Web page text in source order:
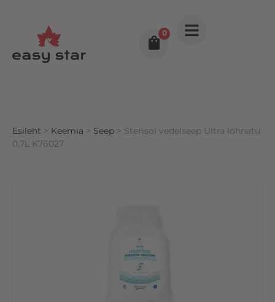
0
Esileht > Keemia > Seep > Sterisol vedelseep Ultra lõhnatu
0,7L K76027